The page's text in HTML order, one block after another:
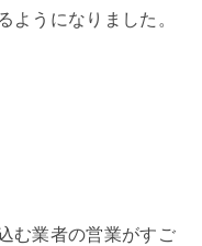
ようになりました。
む業者の営業がすご